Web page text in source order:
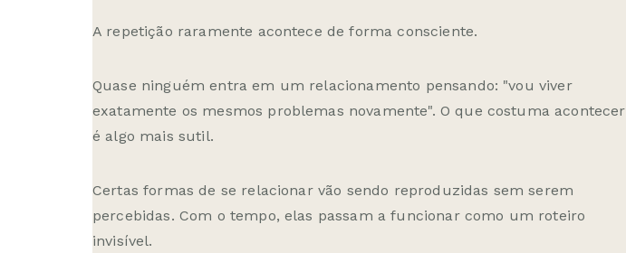
A repetição raramente acontece de forma consciente.
Quase ninguém entra em um relacionamento pensando: "vou viver
exatamente os mesmos problemas novamente". O que costuma acontecer
é algo mais sutil.
Certas formas de se relacionar vão sendo reproduzidas sem serem
percebidas. Com o tempo, elas passam a funcionar como um roteiro
invisível.